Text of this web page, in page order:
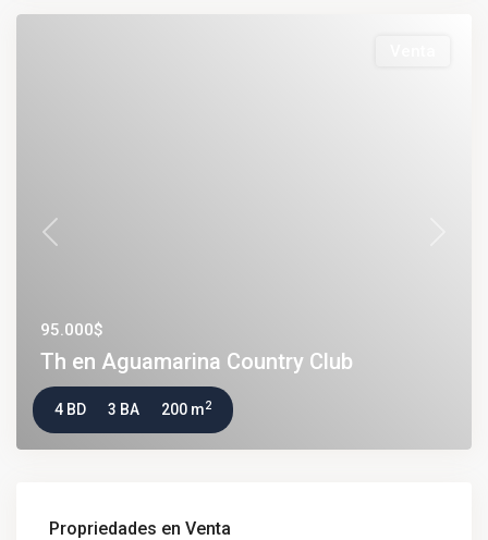
Previous
95.000$
Th en Aguamarina Country Club
4 BD 3 BA 200 m2
Propriedades en Venta